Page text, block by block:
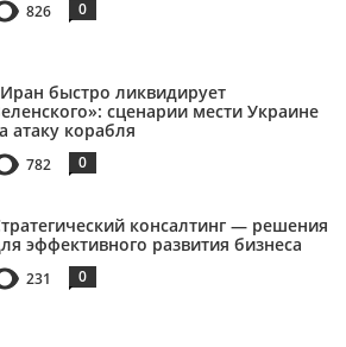
826 0
быстро ликвидирует
сценарии мести Украине
атаку корабля
782 0
консалтинг — решения
эффективного развития бизнеса
231 0